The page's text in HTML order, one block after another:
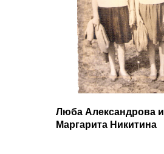
Люба Александрова и
Маргарита Никитина